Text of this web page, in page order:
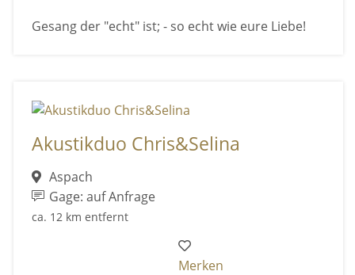
Gesang der "echt" ist; - so echt wie eure Liebe!
Akustikduo Chris&Selina
Aspach
Gage: auf Anfrage
ca. 12 km entfernt
Merken